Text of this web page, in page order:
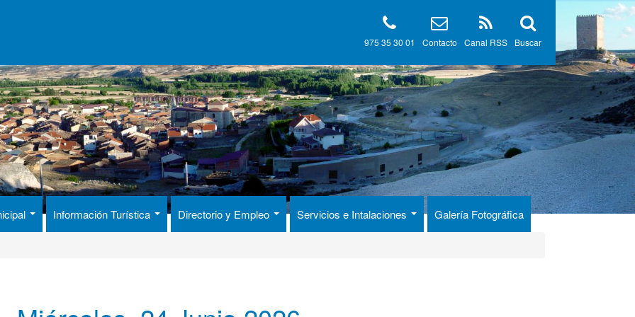
Buscar
Canal RSS
Contacto
975 35 30 01
Información Turística Directorio y Empleo Servicios e Intalaciones Galería Fotográfica